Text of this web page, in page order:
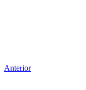
Anterior